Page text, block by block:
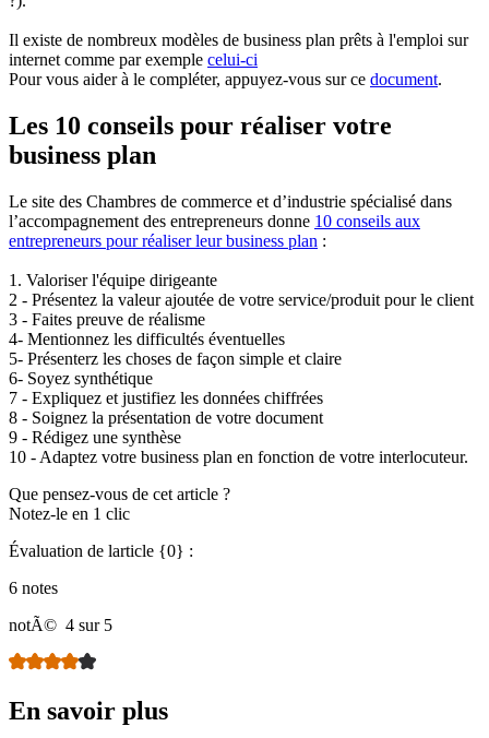
Il existe de nombreux modèles de business plan prêts à l'emploi sur
internet comme par exemple celui-ci
Pour vous aider à le compléter, appuyez-vous sur ce document.
Les 10 conseils pour réaliser votre
business plan
Le site des Chambres de commerce et d’industrie spécialisé dans
l’accompagnement des entrepreneurs donne 10 conseils aux
entrepreneurs pour réaliser leur business plan :
1. Valoriser l'équipe dirigeante
2 - Présentez la valeur ajoutée de votre service/produit pour le client
3 - Faites preuve de réalisme
4- Mentionnez les difficultés éventuelles
5- Présenterz les choses de façon simple et claire
6- Soyez synthétique
7 - Expliquez et justifiez les données chiffrées
8 - Soignez la présentation de votre document
9 - Rédigez une synthèse
10 - Adaptez votre business plan en fonction de votre interlocuteur.
Que pensez-vous de cet article ?
Notez-le en 1 clic
Évaluation de larticle {0} :
6 notes
notÃ© 4 sur 5
En savoir plus